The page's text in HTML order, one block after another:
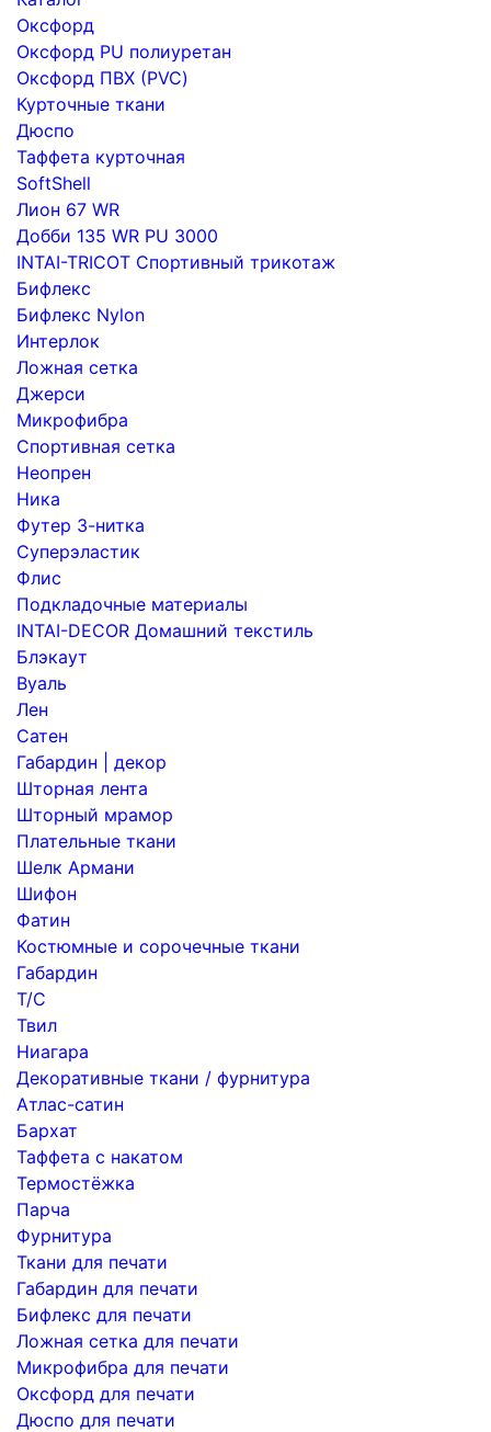
Оксфорд
Оксфорд PU полиуретан
Оксфорд ПВХ (PVC)
Курточные ткани
Дюспо
Таффета курточная
SoftShell
Лион 67 WR
Добби 135 WR PU 3000
INTAI-TRICOT Спортивный трикотаж
Бифлекс
Бифлекс Nylon
Интерлок
Ложная сетка
Джерси
Микрофибра
Спортивная сетка
Неопрен
Ника
Футер 3-нитка
Суперэластик
Флис
Подкладочные материалы
INTAI-DECOR Домашний текстиль
Блэкаут
Вуаль
Лен
Сатен
Габардин | декор
Шторная лента
Шторный мрамор
Плательные ткани
Шелк Армани
Шифон
Фатин
Костюмные и сорочечные ткани
Габардин
Т/С
Твил
Ниагара
Декоративные ткани / фурнитура
Атлас-сатин
Бархат
Таффета с накатом
Термостёжка
Парча
Фурнитура
Ткани для печати
Габардин для печати
Бифлекс для печати
Ложная сетка для печати
Микрофибра для печати
Оксфорд для печати
Дюспо для печати